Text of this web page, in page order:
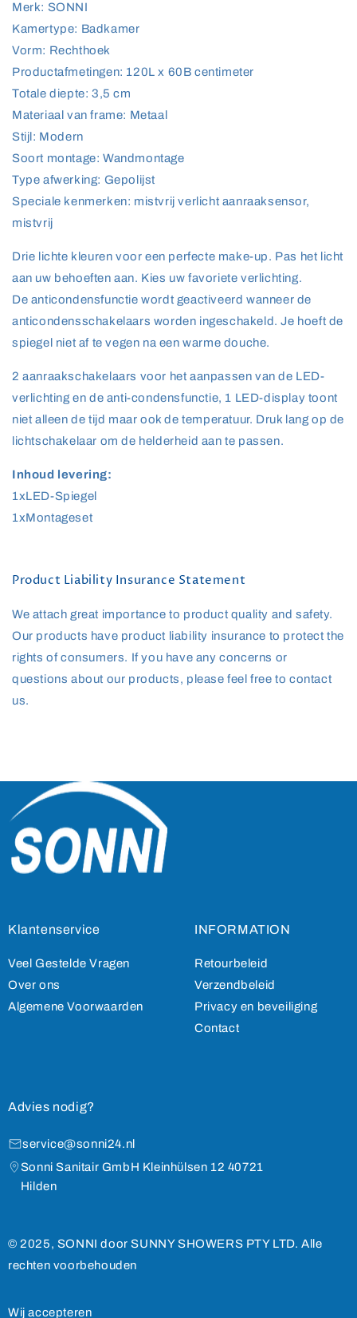
Merk: SONNI
Kamertype: Badkamer
Vorm: Rechthoek
Productafmetingen: 120L x 60B centimeter
Totale diepte: 3,5 cm
Materiaal van frame: Metaal
Stijl: Modern
Soort montage: Wandmontage
Type afwerking: Gepolijst
Speciale kenmerken: mistvrij verlicht aanraaksensor,
mistvrij
Drie lichte kleuren voor een perfecte make-up. Pas het licht
aan uw behoeften aan. Kies uw favoriete verlichting.
De anticondensfunctie wordt geactiveerd wanneer de
anticondensschakelaars worden ingeschakeld. Je hoeft de
spiegel niet af te vegen na een warme douche.
2 aanraakschakelaars voor het aanpassen van de LED-
verlichting en de anti-condensfunctie, 1 LED-display toont
niet alleen de tijd maar ook de temperatuur. Druk lang op de
lichtschakelaar om de helderheid aan te passen.
Inhoud levering:
1xLED-Spiegel
1xMontageset
Product Liability Insurance Statement
We attach great importance to product quality and safety.
Our products have product liability insurance to protect the
rights of consumers. If you have any concerns or
questions about our products, please feel free to contact
us.
Klantenservice
Veel Gestelde Vragen
Over ons
Algemene Voorwaarden
INFORMATION
Retourbeleid
Verzendbeleid
Privacy en beveiliging
Contact
Advies nodig?
service@sonni24.nl
Sonni Sanitair GmbH Kleinhülsen 12 40721
Hilden
© 2025, SONNI door SUNNY SHOWERS PTY LTD. Alle
rechten voorbehouden
Wij accepteren